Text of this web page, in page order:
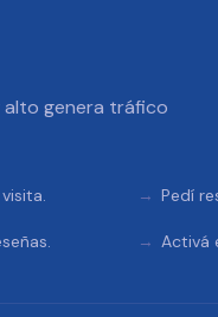
alto genera tráfico
Pedí
Activá